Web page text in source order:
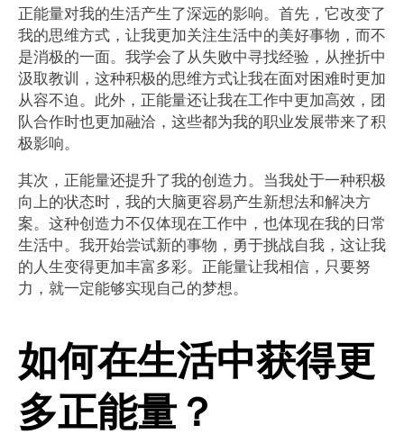
正能量对我的生活产生了深远的影响。首先，它改变了
我的思维方式，让我更加关注生活中的美好事物，而不
是消极的一面。我学会了从失败中寻找经验，从挫折中
汲取教训，这种积极的思维方式让我在面对困难时更加
从容不迫。此外，正能量还让我在工作中更加高效，团
队合作时也更加融洽，这些都为我的职业发展带来了积
极影响。
其次，正能量还提升了我的创造力。当我处于一种积极
向上的状态时，我的大脑更容易产生新想法和解决方
案。这种创造力不仅体现在工作中，也体现在我的日常
生活中。我开始尝试新的事物，勇于挑战自我，这让我
的人生变得更加丰富多彩。正能量让我相信，只要努
力，就一定能够实现自己的梦想。
如何在生活中获得更
多正能量？